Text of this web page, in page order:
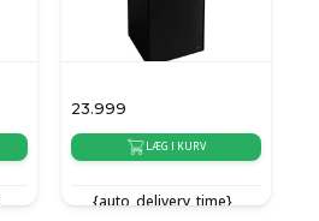
23.999
LÆG I KURV
{auto_delivery_time}